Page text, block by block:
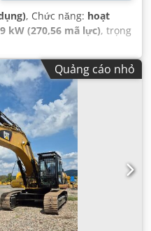
, Chức năng: hoạt
kW (270,56 mã lực), trọng
tích gầu xúc:
tiện:CAT 0330DJGGE00237,
Quảng cáo nhỏ